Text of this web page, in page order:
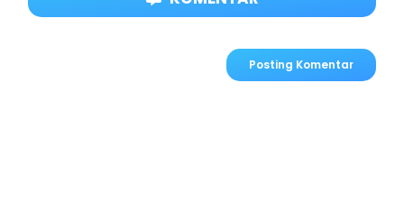
Posting Komentar